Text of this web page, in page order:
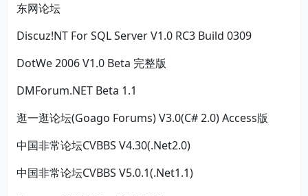
东网论坛
Discuz!NT For SQL Server V1.0 RC3 Build 0309
DotWe 2006 V1.0 Beta 完整版
DMForum.NET Beta 1.1
逛一逛论坛(Goago Forums) V3.0(C# 2.0) Access版
中国非常论坛CVBBS V4.30(.Net2.0)
中国非常论坛CVBBS V5.0.1(.Net1.1)